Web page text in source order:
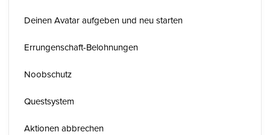
Deinen Avatar aufgeben und neu starten
Errungenschaft-Belohnungen
Noobschutz
Questsystem
Aktionen abbrechen